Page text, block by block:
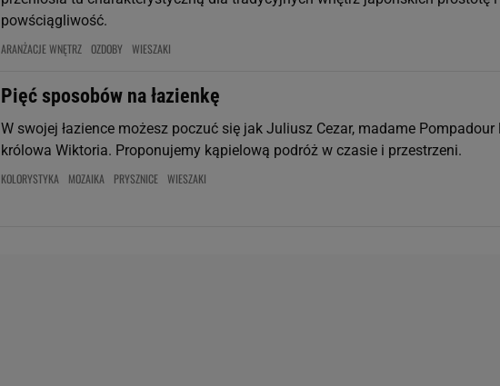
powściągliwość.
ARANŻACJE WNĘTRZ OZDOBY WIESZAKI
Pięć sposobów na łazienkę
W swojej łazience możesz poczuć się jak Juliusz Cezar, madame Pompadour
królowa Wiktoria. Proponujemy kąpielową podróż w czasie i przestrzeni.
KOLORYSTYKA MOZAIKA PRYSZNICE WIESZAKI